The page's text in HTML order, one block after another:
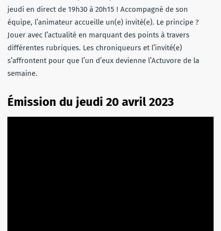
jeudi en direct de 19h30 à 20h15 ! Accompagné de son
équipe, l’animateur accueille un(e) invité(e). Le principe ?
Jouer avec l’actualité en marquant des points à travers
différentes rubriques. Les chroniqueurs et l’invité(e)
s’affrontent pour que l’un d’eux devienne l’Actuvore de la
semaine.
Émission du jeudi 20 avril 2023